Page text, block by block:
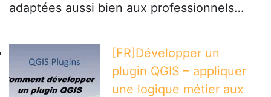
adaptées aussi bien aux professionnels…
[FR]Développer un
plugin QGIS – appliquer
une logique métier aux